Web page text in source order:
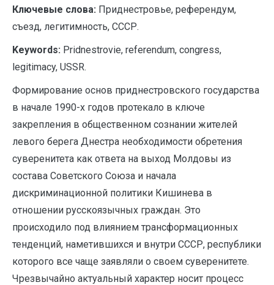
Ключевые слова: Приднестровье, референдум,
съезд, легитимность, СССР.
Keywords: Pridnestrovie, referendum, congress,
legitimacy, USSR.
Формирование основ приднестровского государства
в начале 1990-х годов протекало в ключе
закрепления в общественном сознании жителей
левого берега Днестра необходимости обретения
суверенитета как ответа на выход Молдовы из
состава Советского Союза и начала
дискриминационной политики Кишинева в
отношении русскоязычных граждан. Это
происходило под влиянием трансформационных
тенденций, наметившихся и внутри СССР, республики
которого все чаще заявляли о своем суверенитете.
Чрезвычайно актуальный характер носит процесс